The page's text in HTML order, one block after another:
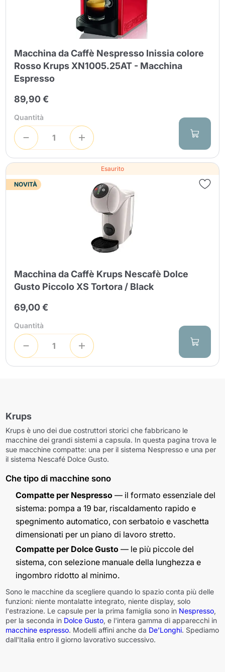
Macchina da Caffè Nespresso Inissia colore
Rosso Krups XN1005.25AT - Macchina
Espresso
89,90 €
Quantità
Esaurito
NOVITÀ
Macchina da Caffè Krups Nescafè Dolce
Gusto Piccolo XS Tortora / Black
69,00 €
Quantità
Krups
Krups è uno dei due costruttori storici che fabbricano le
macchine dei grandi sistemi a capsula. In questa pagina trova le
sue macchine compatte: una per il sistema Nespresso e una per
il sistema Nescafé Dolce Gusto.
Che tipo di macchine sono
Compatte per Nespresso — il formato essenziale del
sistema: pompa a 19 bar, riscaldamento rapido e
spegnimento automatico, con serbatoio e vaschetta
dimensionati per un piano di lavoro stretto.
Compatte per Dolce Gusto — le più piccole del
sistema, con selezione manuale della lunghezza e
ingombro ridotto al minimo.
Sono le macchine da scegliere quando lo spazio conta più delle
funzioni: niente montalatte integrato, niente display, solo
l'estrazione. Le capsule per la prima famiglia sono in Nespresso,
per la seconda in Dolce Gusto, e l'intera gamma di apparecchi in
macchine espresso. Modelli affini anche da De'Longhi. Spediamo
dall'Italia entro il giorno lavorativo successivo.